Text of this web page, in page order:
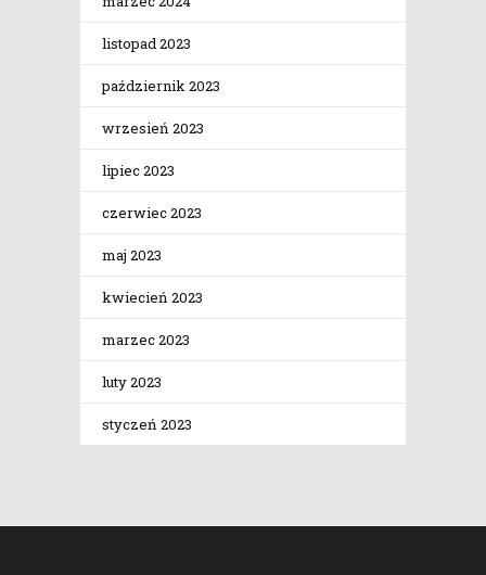
listopad 2023
październik 2023
wrzesień 2023
lipiec 2023
czerwiec 2023
maj 2023
kwiecień 2023
marzec 2023
luty 2023
styczeń 2023